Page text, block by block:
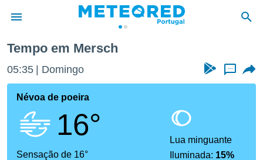
da
foi
fornecidas
Tempo em Mersch
05:35 Domingo ...
Névoa de poeira
16°
Sensação de 16°
Lua minguante
Iluminada: 15%